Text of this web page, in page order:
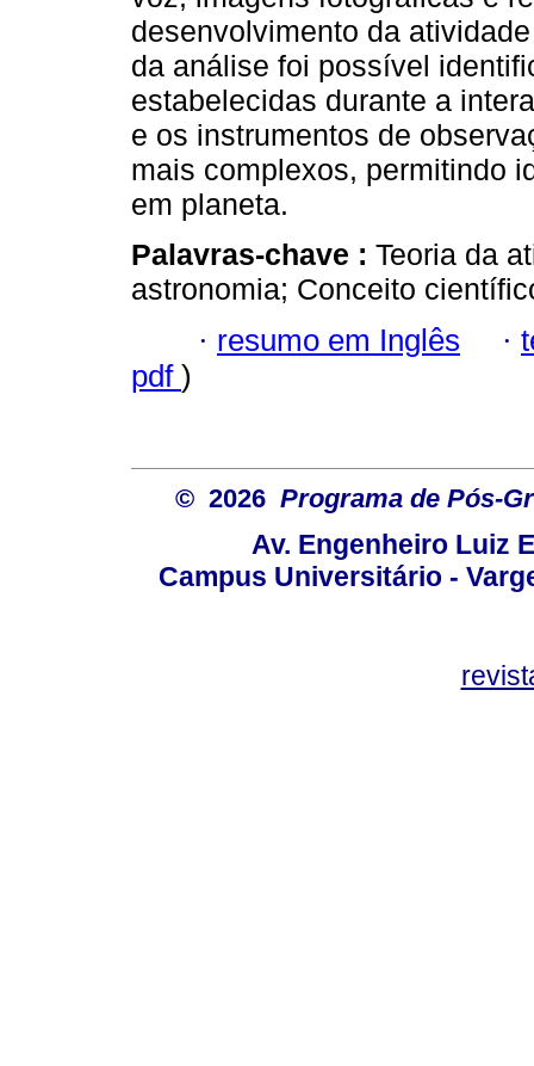
desenvolvimento da
da análise foi possível
estabelecidas durante a
e os instrumentos de
mais complexos, permitindo
em planeta.
Palavras-chave : Teoria da
astronomia; Conceito
· resumo em Inglês ·
pdf )
© 2026 Programa de Pós-
Av. Engenheiro Luiz
Campus Universitário -